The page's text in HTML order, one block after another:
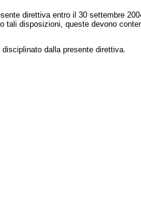
direttiva entro il 30 settembre
disposizioni, queste devono
dalla presente direttiva.